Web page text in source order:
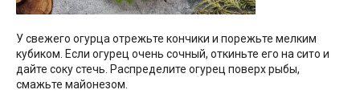
У свежего огурца отрежьте кончики и порежьте мелким
кубиком. Если огурец очень сочный, откиньте его на сито и
дайте соку стечь. Распределите огурец поверх рыбы,
смажьте майонезом.